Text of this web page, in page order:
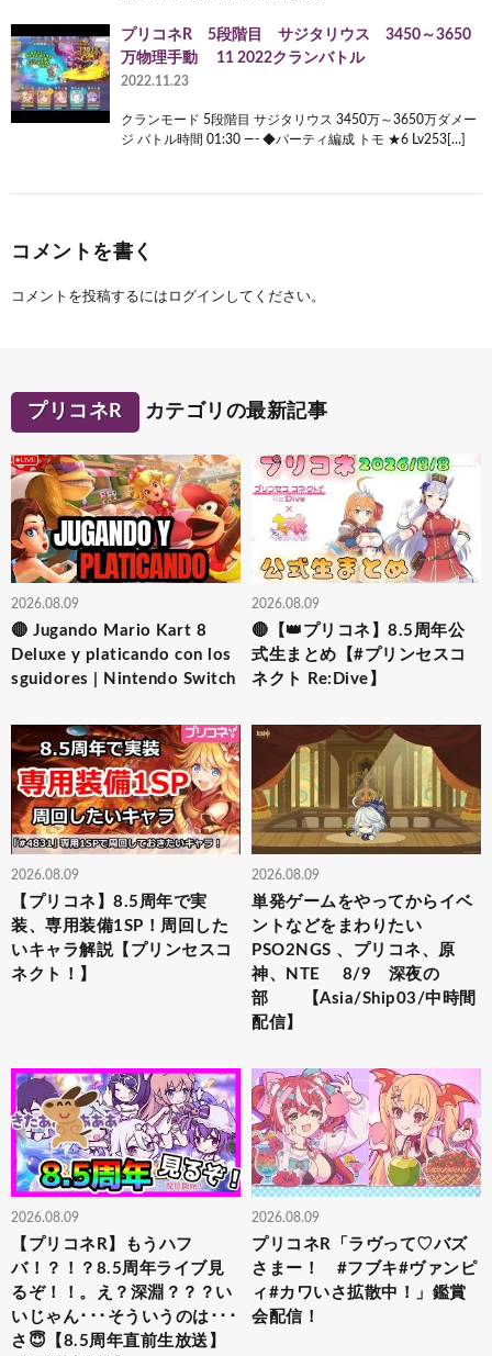
プリコネR 5段階目 サジタリウス 3450～3650
万物理手動 11 2022クランバトル
2022.11.23
クランモード 5段階目 サジタリウス 3450万～3650万ダメー
ジ バトル時間 01:30 —- ◆パーティ編成 トモ ★6 Lv253[…]
コメントを書く
コメントを投稿するには ログイン してください。
プリコネR カテゴリの最新記事
2026.08.09
🔴 Jugando Mario Kart 8
Deluxe y platicando con los
sguidores | Nintendo Switch
2026.08.09
🔴【👑プリコネ】8.5周年公
式生まとめ【#プリンセスコ
ネクト Re:Dive】
2026.08.09
【プリコネ】8.5周年で実
装、専用装備1SP！周回した
いキャラ解説【プリンセスコ
ネクト！】
2026.08.09
単発ゲームをやってからイベ
ントなどをまわりたい
PSO2NGS 、プリコネ、原
神、NTE 8/9 深夜の
部 【Asia/Ship03/中時間
配信】
2026.08.09
【プリコネR】もうハフ
バ！？！？8.5周年ライブ見
るぞ！！。え？深淵？？？い
いじゃん･･･そういうのは･･･
さ😇【8.5周年直前生放送】
2026.08.09
プリコネR「ラヴって♡バズ
さまー！ #フブキ#ヴァンピ
ィ#カワいさ拡散中！」鑑賞
会配信！